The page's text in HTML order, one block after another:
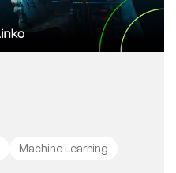
Machine Learning